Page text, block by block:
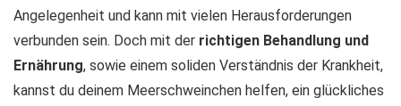
Angelegenheit und kann mit vielen Herausforderungen
verbunden sein. Doch mit der richtigen Behandlung und
Ernährung, sowie einem soliden Verständnis der Krankheit,
kannst du deinem Meerschweinchen helfen, ein glückliches